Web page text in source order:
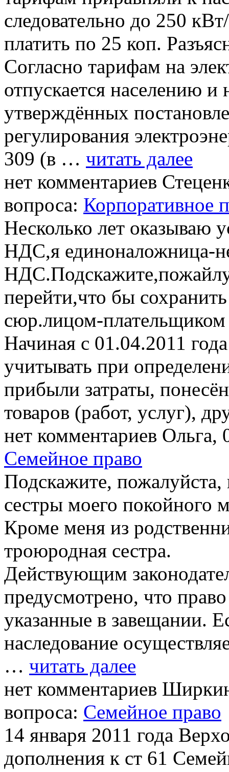
следовательно до 250
платить по 25 коп.
Согласно тарифам на
отпускается населению
утверждённых
регулирования
309 (в … читать далее
нет комментариев
вопроса: Корпоративное
Несколько лет оказываю
НДС,я единоналожница-
перейти,что бы
сюр.лицом-
Начиная с 01.04.2011
учитывать при
прибыли затраты,
товаров (работ, услуг),
нет комментариев Ольга,
Семейное право
Подскажите,
сестры моего покойного
Кроме меня из
троюродная сестра.
Действующим
предусмотрено, что
указанные в завещании.
наследование
… читать далее
нет комментариев
вопроса: Семейное право
14 января 2011 года
дополнения к ст 61